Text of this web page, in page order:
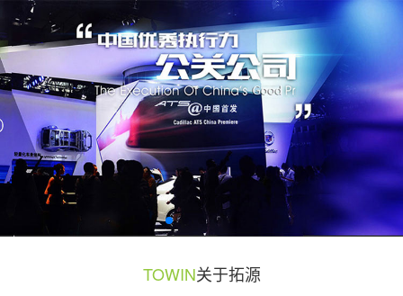
广州活动策划与执行公司 | 拓源策划
TOWIN关于拓源